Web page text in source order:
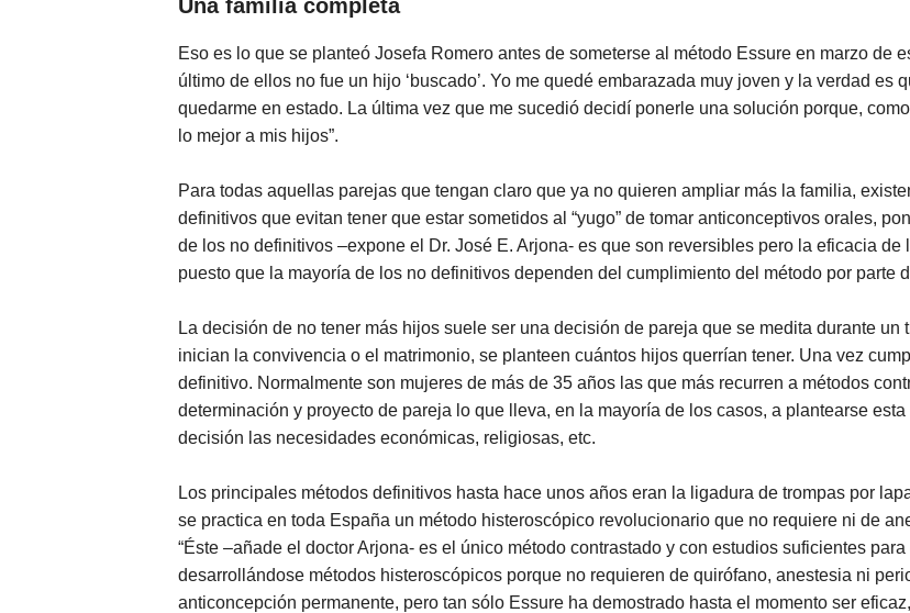
Una familia completa
Eso es lo que se planteó Josefa Romero antes de someterse al método Essure en marzo de
último de ellos no fue un hijo ‘buscado’. Yo me quedé embarazada muy joven y la verdad es
quedarme en estado. La última vez que me sucedió decidí ponerle una solución porque,
lo mejor a mis hijos”.
Para todas aquellas parejas que tengan claro que ya no quieren ampliar más la familia,
definitivos que evitan tener que estar sometidos al “yugo” de tomar anticonceptivos orales,
de los no definitivos –expone el Dr. José E. Arjona- es que son reversibles pero la eficacia
puesto que la mayoría de los no definitivos dependen del cumplimiento del método por parte
La decisión de no tener más hijos suele ser una decisión de pareja que se medita durante
inician la convivencia o el matrimonio, se planteen cuántos hijos querrían tener. Una vez
definitivo. Normalmente son mujeres de más de 35 años las que más recurren a métodos
determinación y proyecto de pareja lo que lleva, en la mayoría de los casos, a plantearse
decisión las necesidades económicas, religiosas, etc.
Los principales métodos definitivos hasta hace unos años eran la ligadura de trompas por
se practica en toda España un método histeroscópico revolucionario que no requiere ni de
“Éste –añade el doctor Arjona- es el único método contrastado y con estudios suficientes
desarrollándose métodos histeroscópicos porque no requieren de quirófano, anestesia ni
anticoncepción permanente, pero tan sólo Essure ha demostrado hasta el momento ser